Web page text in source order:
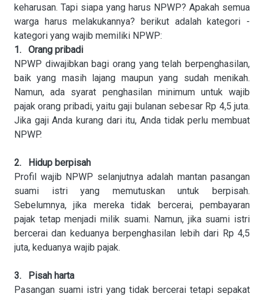
keharusan. Tapi siapa yang harus NPWP? Apakah semua
warga harus melakukannya? berikut adalah kategori -
kategori yang wajib memiliki NPWP:
1. Orang pribadi
NPWP diwajibkan bagi orang yang telah berpenghasilan,
baik yang masih lajang maupun yang sudah menikah.
Namun, ada syarat penghasilan minimum untuk wajib
pajak orang pribadi, yaitu gaji bulanan sebesar Rp 4,5 juta.
Jika gaji Anda kurang dari itu, Anda tidak perlu membuat
NPWP.
2. Hidup berpisah
Profil wajib NPWP selanjutnya adalah mantan pasangan
suami istri yang memutuskan untuk berpisah.
Sebelumnya, jika mereka tidak bercerai, pembayaran
pajak tetap menjadi milik suami. Namun, jika suami istri
bercerai dan keduanya berpenghasilan lebih dari Rp 4,5
juta, keduanya wajib pajak.
3. Pisah harta
Pasangan suami istri yang tidak bercerai tetapi sepakat